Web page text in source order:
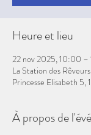
Heure et lieu
22 nov 2025, 10:00 –
La Station des
Princesse Elisabeth
À propos de